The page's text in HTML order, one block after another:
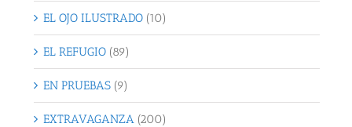
EL OJO ILUSTRADO (10)
EL REFUGIO (89)
EN PRUEBAS (9)
EXTRAVAGANZA (200)